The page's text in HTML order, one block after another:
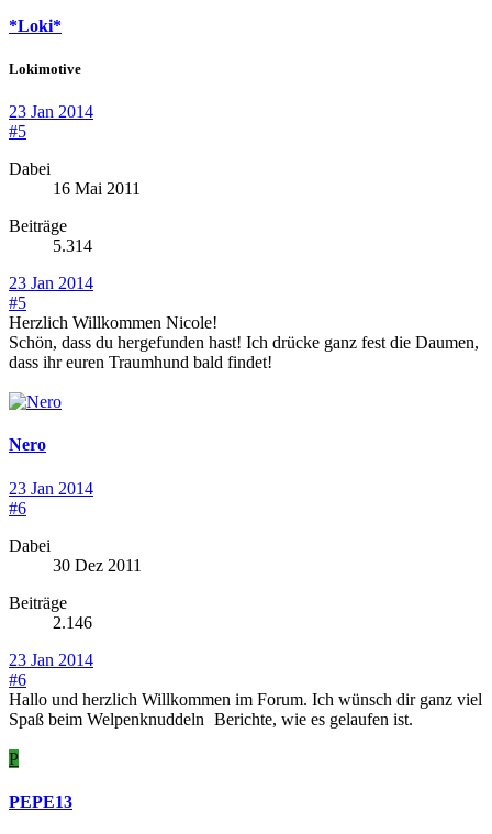
*Loki*
Lokimotive
23 Jan 2014
#5
Dabei
16 Mai 2011
Beiträge
5.314
23 Jan 2014
#5
Herzlich Willkommen Nicole!
Schön, dass du hergefunden hast! Ich drücke ganz fest die Daumen,
dass ihr euren Traumhund bald findet!
Nero
23 Jan 2014
#6
Dabei
30 Dez 2011
Beiträge
2.146
23 Jan 2014
#6
Hallo und herzlich Willkommen im Forum. Ich wünsch dir ganz viel
Spaß beim Welpenknuddeln Berichte, wie es gelaufen ist.
P
PEPE13